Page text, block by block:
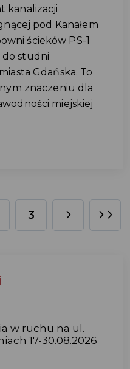
kanalizacji
pod Kanałem
ścieków PS-1
do studni
Gdańska. To
znaczeniu dla
miejskiej
3
w ruchu na ul.
17-30.08.2026